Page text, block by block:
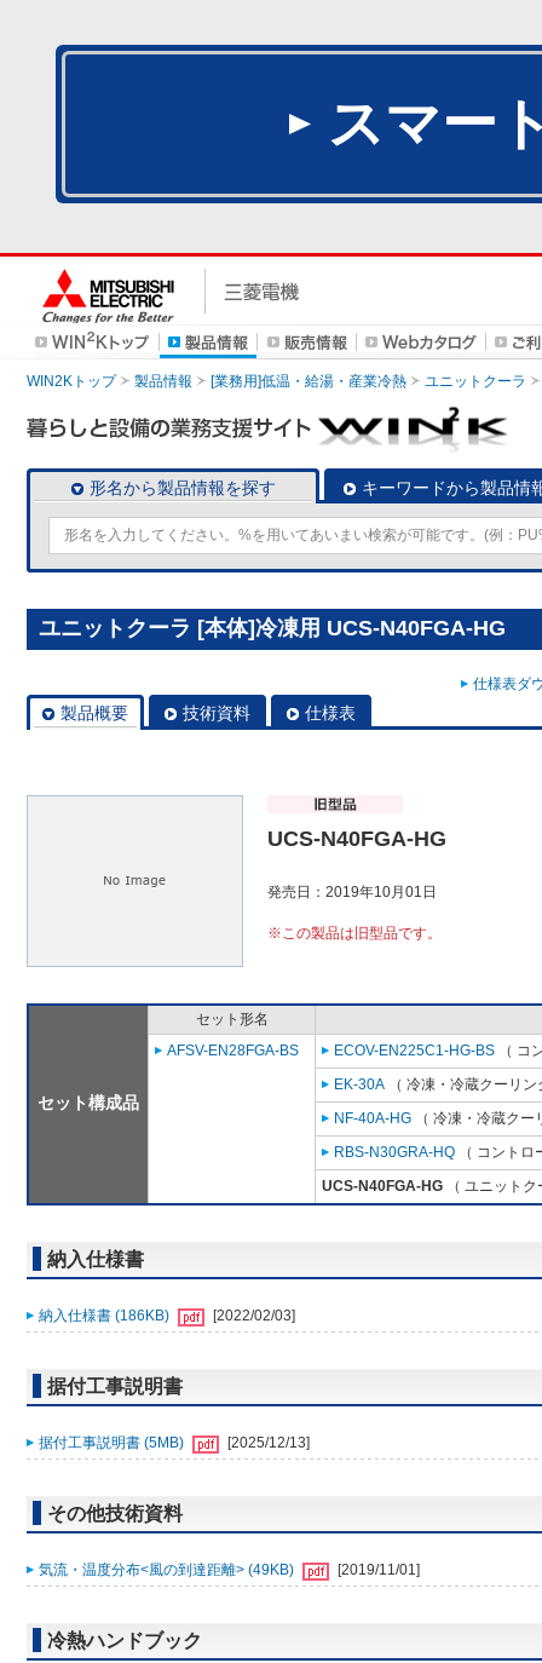
スマー
WIN2Kトップ 製品情報 [業務用]低温・給湯・産業冷熱 ユニットクーラ
形名から製品情報を探す キーワードから製品情
ユニットクーラ [本体]冷凍用 UCS-N40FGA-HG
仕様表ダ
製品概要 技術資料 仕様表
UCS-N40FGA-HG
発売日：2019年10月01日
※この製品は旧型品です。
セット構成品
セット形名
AFSV-EN28FGA-BS
ECOV-EN225C1-HG-BS （ コ
EK-30A （ 冷凍・冷蔵クーリ
NF-40A-HG （ 冷凍・冷蔵ク
RBS-N30GRA-HQ （ コント
UCS-N40FGA-HG （ ユニット
納入仕様書
納入仕様書 (186KB) [2022/02/03]
据付工事説明書
据付工事説明書 (5MB) [2025/12/13]
その他技術資料
気流・温度分布<風の到達距離> (49KB) [2019/11/01]
冷熱ハンドブック